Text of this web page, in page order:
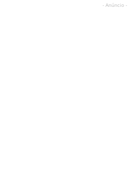
- Anúncio -